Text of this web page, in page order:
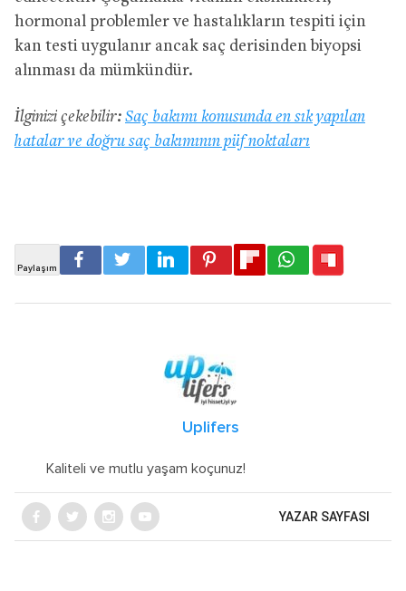
hormonal problemler ve hastalıkların tespiti için
kan testi uygulanır ancak saç derisinden biyopsi
alınması da mümkündür.
İlginizi çekebilir: Saç bakımı konusunda en sık yapılan
hatalar ve doğru saç bakımının püf noktaları
Uplifers
Kaliteli ve mutlu yaşam koçunuz!
YAZAR SAYFASI